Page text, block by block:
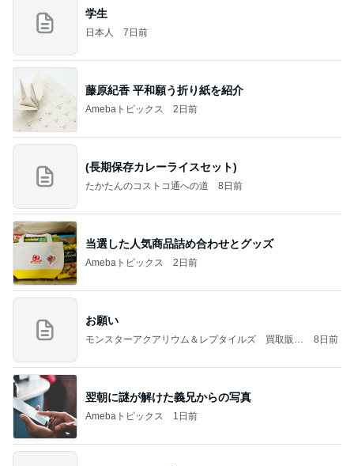
学生
日本人 7日前
藤原紀香 平和願う折り紙を紹介
Amebaトピックス 2日前
(長期保存カレーライスセット)
たかたんのコストコ通への道 8日前
当選した人気商品詰め合わせとグッズ
Amebaトピックス 2日前
お願い
モンスターアクアリウム＆レプタイルズ 買取販売
8日前
翌朝に謎が解けた義兄からの写真
Amebaトピックス 1日前